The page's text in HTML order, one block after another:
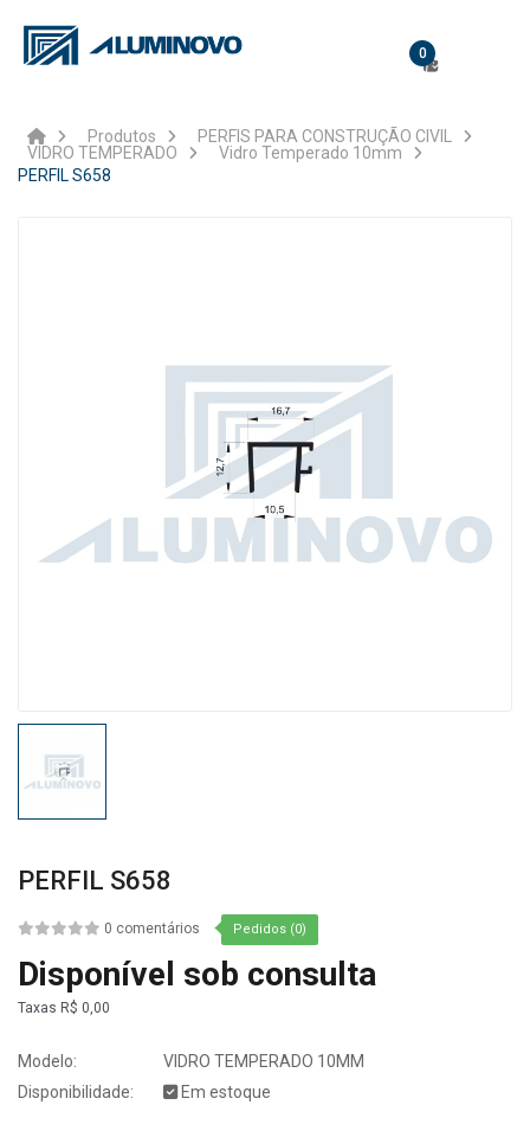
0
Produtos
PERFIS PARA CONSTRUÇÃO CIVIL
VIDRO TEMPERADO
Vidro Temperado 10mm
PERFIL S658
PERFIL S658
0 comentários Pedidos (0)
Disponível sob consulta
Taxas R$ 0,00
Modelo:
VIDRO TEMPERADO 10MM
Disponibilidade:
Em estoque